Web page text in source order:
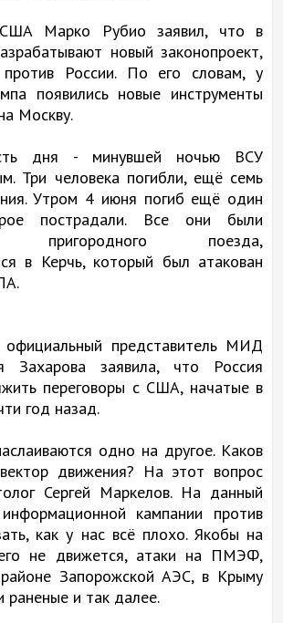
США Марко Рубио заявил, что в
новый законопроект,
против России. По его словам, у
появились новые инструменты
Москву.
дня - минувшей ночью ВСУ
Три человека погибли, ещё семь
Утром 4 июня погиб ещё один
пострадали. Все они были
пригородного поезда,
в Керчь, который был атакован
представитель МИД
Захарова заявила, что Россия
переговоры с США, начатые в
год назад.
одно на другое. Каков
движения? На этот вопрос
Сергей Маркелов. На данный
кампании против
как у нас всё плохо. Якобы на
не движется, атаки на ПМЭФ,
Запорожской АЭС, в Крыму
раненые и так далее.